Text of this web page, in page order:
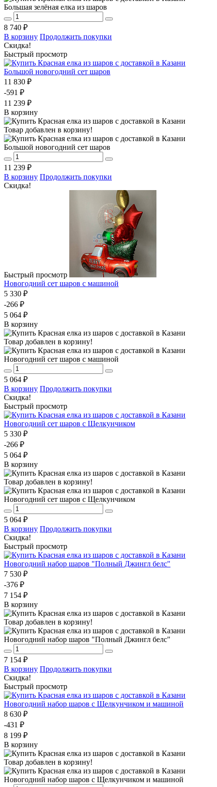
Большая зелёная елка из шаров
8 740 ₽
В корзину Продолжить покупки
Скидка!
Быстрый просмотр
Большой новогодний сет шаров
11 830 ₽
-591 ₽
11 239 ₽
В корзину
Товар добавлен в корзину!
Большой новогодний сет шаров
11 239 ₽
В корзину Продолжить покупки
Скидка!
Быстрый просмотр
Новогодний сет шаров с машиной
5 330 ₽
-266 ₽
5 064 ₽
В корзину
Товар добавлен в корзину!
Новогодний сет шаров с машиной
5 064 ₽
В корзину Продолжить покупки
Скидка!
Быстрый просмотр
Новогодний сет шаров с Щелкунчиком
5 330 ₽
-266 ₽
5 064 ₽
В корзину
Товар добавлен в корзину!
Новогодний сет шаров с Щелкунчиком
5 064 ₽
В корзину Продолжить покупки
Скидка!
Быстрый просмотр
Новогодний набор шаров "Полный Джингл белс"
7 530 ₽
-376 ₽
7 154 ₽
В корзину
Товар добавлен в корзину!
Новогодний набор шаров "Полный Джингл белс"
7 154 ₽
В корзину Продолжить покупки
Скидка!
Быстрый просмотр
Новогодний набор шаров с Щелкунчиком и машиной
8 630 ₽
-431 ₽
8 199 ₽
В корзину
Товар добавлен в корзину!
Новогодний набор шаров с Щелкунчиком и машиной